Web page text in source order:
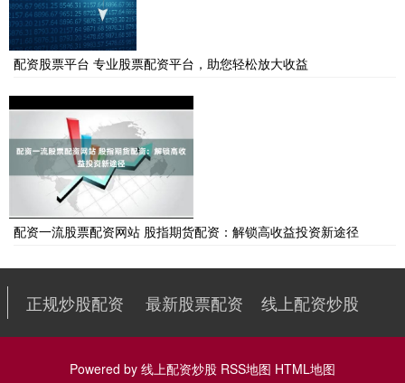
配资股票平台 专业股票配资平台，助您轻松放大收益
配资一流股票配资网站 股指期货配资：解锁高收益投资新途径
正规炒股配资 最新股票配资 线上配资炒股
Powered by 线上配资炒股 RSS地图 HTML地图